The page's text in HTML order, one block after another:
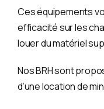
Ces équipements
efficacité sur les
louer du matériel
Nos BRH sont
d’une location de